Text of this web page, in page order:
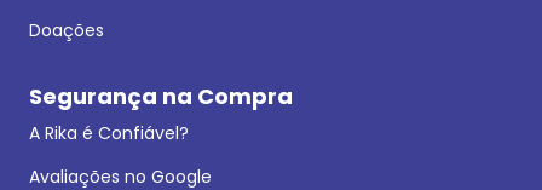
Doações
Segurança na Compra
A Rika é Confiável?
Avaliações no Google